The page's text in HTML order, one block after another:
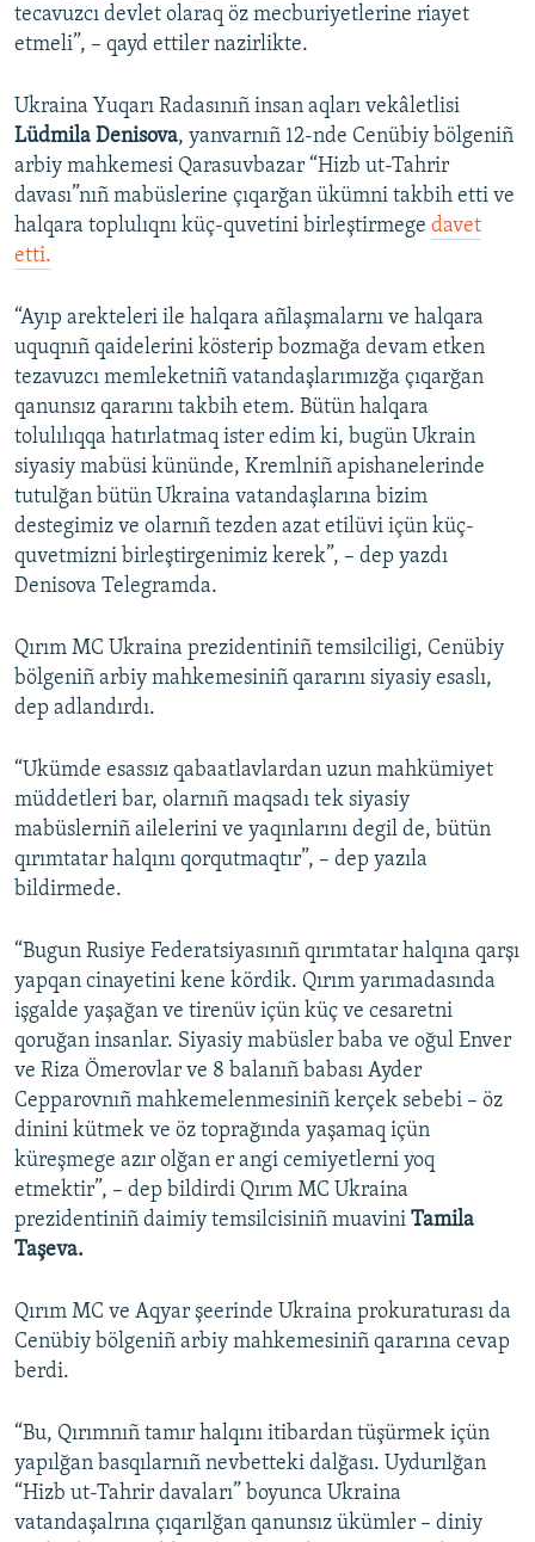
tecavuzcı devlet olaraq öz mecburiyetlerine riayet
etmeli”, – qayd ettiler nazirlikte.
Ukraina Yuqarı Radasınıñ insan aqları vekâletlisi
Lüdmila Denisova, yanvarnıñ 12-nde Cenübiy bölgeniñ
arbiy mahkemesi Qarasuvbazar “Hizb ut-Tahrir
davası”nıñ mabüslerine çıqarğan ükümni takbih etti ve
halqara toplulıqnı küç-quvetini birleştirmege davet
etti.
“Ayıp arekteleri ile halqara añlaşmalarnı ve halqara
uquqnıñ qaidelerini kösterip bozmağa devam etken
tezavuzcı memleketniñ vatandaşlarımızğa çıqarğan
qanunsız qararını takbih etem. Bütün halqara
tolulılıqqa hatırlatmaq ister edim ki, bugün Ukrain
siyasiy mabüsi kününde, Kremlniñ apishanelerinde
tutulğan bütün Ukraina vatandaşlarına bizim
destegimiz ve olarnıñ tezden azat etilüvi içün küç-
quvetmizni birleştirgenimiz kerek”, – dep yazdı
Denisova Telegramda.
Qırım MC Ukraina prezidentiniñ temsilciligi, Cenübiy
bölgeniñ arbiy mahkemesiniñ qararını siyasiy esaslı,
dep adlandırdı.
“Ukümde esassız qabaatlavlardan uzun mahkümiyet
müddetleri bar, olarnıñ maqsadı tek siyasiy
mabüslerniñ ailelerini ve yaqınlarını degil de, bütün
qırımtatar halqını qorqutmaqtır”, – dep yazıla
bildirmede.
“Bugun Rusiye Federatsiyasınıñ qırımtatar halqına qarşı
yapqan cinayetini kene kördik. Qırım yarımadasında
işgalde yaşağan ve tirenüv içün küç ve cesaretni
qoruğan insanlar. Siyasiy mabüsler baba ve oğul Enver
ve Riza Ömerovlar ve 8 balanıñ babası Ayder
Cepparovnıñ mahkemelenmesiniñ kerçek sebebi – öz
dinini kütmek ve öz toprağında yaşamaq içün
küreşmege azır olğan er angi cemiyetlerni yoq
etmektir”, – dep bildirdi Qırım MC Ukraina
prezidentiniñ daimiy temsilcisiniñ muavini Tamila
Taşeva.
Qırım MC ve Aqyar şeerinde Ukraina prokuraturası da
Cenübiy bölgeniñ arbiy mahkemesiniñ qararına cevap
berdi.
“Bu, Qırımnıñ tamır halqını itibardan tüşürmek içün
yapılğan basqılarnıñ nevbetteki dalğası. Uydurılğan
“Hizb ut-Tahrir davaları” boyunca Ukraina
vatandaşalrına çıqarılğan qanunsız ükümler – diniy